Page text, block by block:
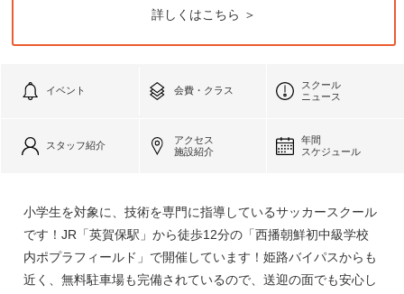
詳しくはこちら ＞
イベント 会費・クラス
スクール
ニュース
スタッフ紹介
アクセス
施設紹介
年間
スケジュール
小学生を対象に、技術を専門に指導しているサッカースクール
です！JR「英賀保駅」から徒歩12分の「西播朝鮮初中級学校
内ポプラフィールド」で開催しています！姫路バイパスからも
近く、無料駐車場も完備されているので、送迎の面でも安心し